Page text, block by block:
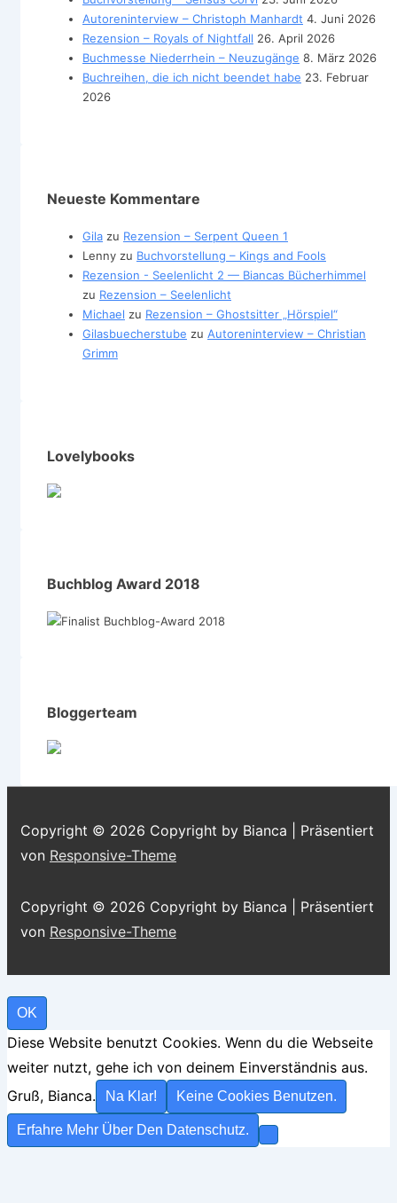
Autoreninterview – Christoph Manhardt 4. Juni 2026
Rezension – Royals of Nightfall 26. April 2026
Buchmesse Niederrhein – Neuzugänge 8. März 2026
Buchreihen, die ich nicht beendet habe 23. Februar
2026
Neueste Kommentare
Gila zu Rezension – Serpent Queen 1
Lenny zu Buchvorstellung – Kings and Fools
Rezension - Seelenlicht 2 — Biancas Bücherhimmel
zu Rezension – Seelenlicht
Michael zu Rezension – Ghostsitter „Hörspiel“
Gilasbuecherstube zu Autoreninterview – Christian
Grimm
Lovelybooks
Buchblog Award 2018
Bloggerteam
Copyright © 2026 Copyright by Bianca
| Präsentiert
von Responsive-Theme
Copyright © 2026 Copyright by Bianca
| Präsentiert
von Responsive-Theme
OK
Diese Website benutzt Cookies. Wenn du die Webseite
weiter nutzt, gehe ich von deinem Einverständnis aus.
Gruß, Bianca.
Na Klar! Keine Cookies Benutzen.
Erfahre Mehr Über Den Datenschutz.